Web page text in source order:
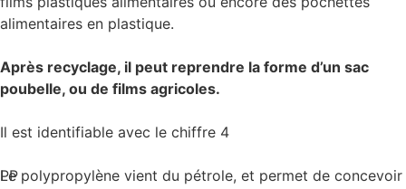
alimentaires en plastique.
Après recyclage, il peut reprendre la forme d’un sac
poubelle, ou de films agricoles.
Il est identifiable avec le chiffre 4
PP
Le polypropylène vient du pétrole, et permet de concevoir